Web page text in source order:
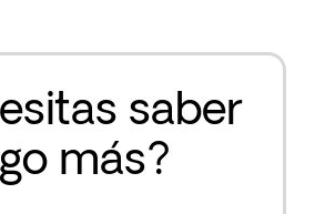
saber
más?